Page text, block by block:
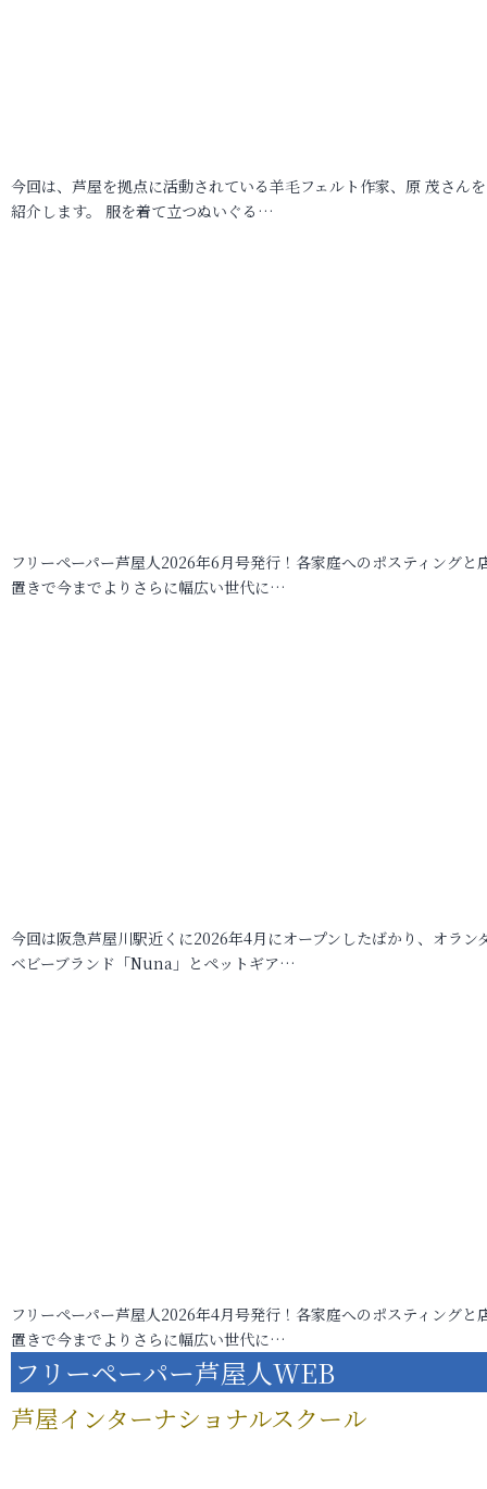
今回は、芦屋を拠点に活動されている羊毛フェルト作家、原 茂さん
紹介します。 服を着て立つぬいぐる…
フリーペーパー芦屋人2026年6月号発行！各家庭へのポスティングと
置きで今までよりさらに幅広い世代に…
今回は阪急芦屋川駅近くに2026年4月にオープンしたばかり、オラン
ベビーブランド「Nuna」とペットギア…
フリーペーパー芦屋人2026年4月号発行！各家庭へのポスティングと
置きで今までよりさらに幅広い世代に…
フリーペーパー芦屋人WEB
芦屋インターナショナルスクール